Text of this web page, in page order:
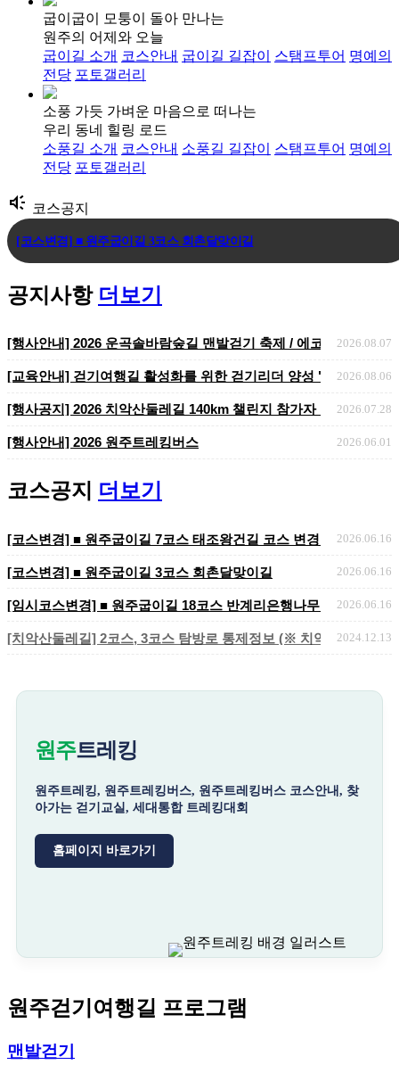
굽이굽이 모퉁이 돌아 만나는
원주의 어제와 오늘
굽이길 소개 코스안내 굽이길 길잡이 스탬프투어 명예의
전당 포토갤러리
소풍 가듯 가벼운 마음으로 떠나는
우리 동네 힐링 로드
소풍길 소개 코스안내 소풍길 길잡이 스탬프투어 명예의
전당 포토갤러리
brand_awareness 코스공지
[코스변경] ■ 원주굽이길 3코스 회촌달맞이길
[임시코스변경] ■ 원주굽이길 18코스 반계리은행나무길 임시노선 및 스
[코스변경] ■ 원주굽이길 7코스 태조왕건길 코스 변경 안내
공지사항 더보기
[행사안내] 2026 운곡솔바람숲길 맨발걷기 축제 / 에코힐링 맨발걷
2026.08.07
[교육안내] 걷기여행길 활성화를 위한 걷기리더 양성 "걷기지도자
2026.08.06
​​​​​​​[행사공지] 2026 치악산둘레길 140km 챌린지 참가자 .. 2026.07.28
[행사안내] 2026 원주트레킹버스 2026.06.01
코스공지 더보기
[코스변경] ■ 원주굽이길 7코스 태조왕건길 코스 변경 안내2026.06.16
[코스변경] ■ 원주굽이길 3코스 회촌달맞이길 2026.06.16
[임시코스변경] ■ 원주굽이길 18코스 반계리은행나무길 임시노선
2026.06.16
[치악산둘레길] 2코스, 3코스 탐방로 통제정보 (※ 치악산국립공원
2024.12.13
원주트레킹
원주트레킹, 원주트레킹버스, 원주트레킹버스 코스안내, 찾
아가는 걷기교실, 세대통합 트레킹대회
홈페이지 바로가기
원주걷기여행길 프로그램
맨발걷기